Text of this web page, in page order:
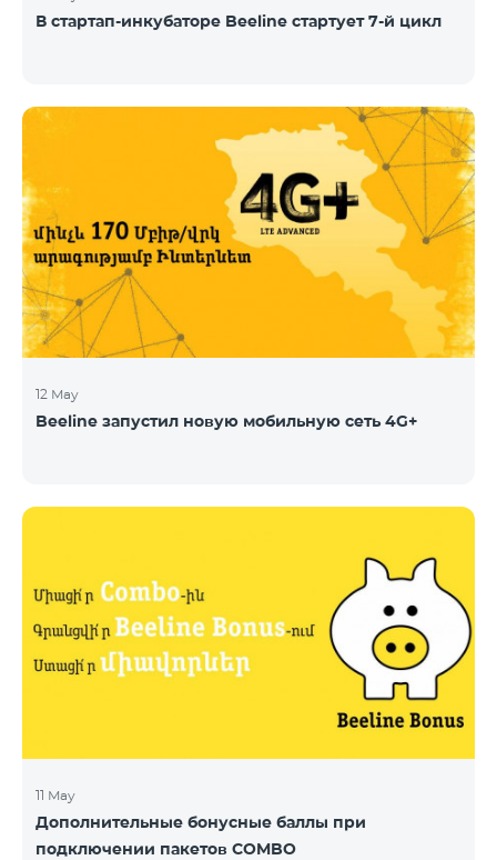
В стартап-инкубаторе Beeline стартует 7-й цикл
12 May
Beeline запустил новую мобильную сеть 4G+
11 May
Дополнительные бонусные баллы при
подключении пакетов COMBO